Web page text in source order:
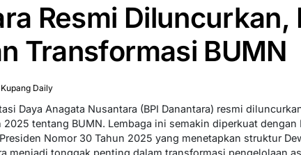
Resmi
Transformasi BUMN
Daily
Daya Anagata Nusantara (BPI Danantara) resmi
tentang BUMN. Lembaga ini semakin diperkuat dengan
Nomor 30 Tahun 2025 yang menetapkan struktur
menjadi tonggak penting dalam transformasi pengelolaan